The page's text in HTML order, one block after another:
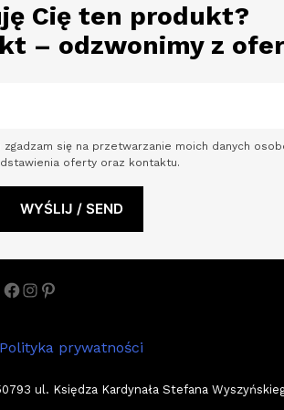
Cię ten produkt?
– odzwonimy z
się na przetwarzanie moich danych
oferty oraz kontaktu.
Facebook Instagram Pinterest
Polityka prywatności
ul. Księdza Kardynała Stefana